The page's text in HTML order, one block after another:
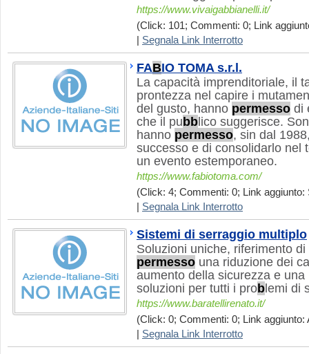
https://www.vivaigabbianelli.it/
(Click: 101; Commenti: 0; Link
Segnala Link Interrotto
FABIO TOMA s.r.l.
La capacità imprenditoriale, il
prontezza nel capire i
del gusto, hanno permesso di
che il pu bb lico suggerisce.
hanno permesso, sin dal
successo e di consolidarlo nel
un evento estemporaneo.
https://www.fabiotoma.com/
(Click: 4; Commenti: 0; Link aggiunto:
Segnala Link Interrotto
Sistemi di serraggio multiplo
Soluzioni uniche, riferimento
permesso una riduzione dei
aumento della sicurezza e
soluzioni per tutti i prob lemi di
https://www.baratellirenato.it/
(Click: 0; Commenti: 0; Link aggiunto:
Segnala Link Interrotto